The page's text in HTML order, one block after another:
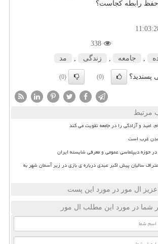
رابطه کجاست؟
338
جامعه زندگی مد
پسندید؟ (0)
(0)
مرتبط
امید و آزادگی را در جامعه تقویت می کند
غرب است
حوزه دیپلماسی عمومی و معرفی شایسته ایران
سالیان پیش اکبر عبدی درباره ی بازی در زیر آسمان شهر به
ال مور در مورد این پست
شما در مورد این مطلب ال مور